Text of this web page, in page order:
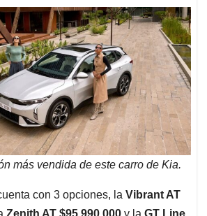
más vendida de este carro de Kia.
con 3 opciones, la Vibrant AT
Zenith AT $95.990.000 y la GT Line